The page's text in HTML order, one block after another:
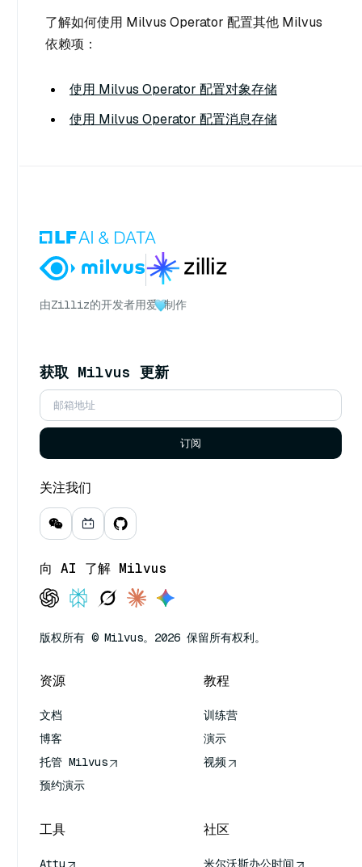
了解如何使用 Milvus Operator 配置其他 Milvus
依赖项：
使用 Milvus Operator 配置对象存储
使用 Milvus Operator 配置消息存储
由Zilliz的开发者用爱 制作
获取 Milvus 更新
订阅
关注我们
向 AI 了解 Milvus
版权所有 © Milvus。2026 保留所有权利。
资源
文档
博客
托管 Milvus
预约演示
教程
训练营
演示
视频
工具 社区